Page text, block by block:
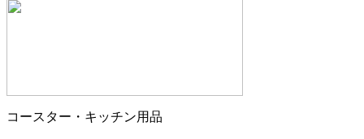
コースター・キッチン用品